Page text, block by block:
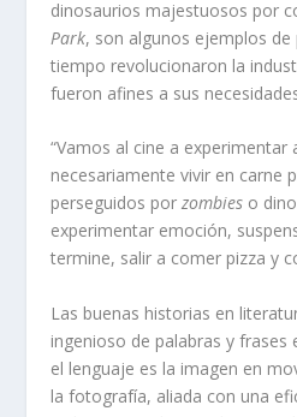
dinosaurios majestuosos por
Park, son algunos ejemplos de
tiempo revolucionaron la
fueron afines a sus
“Vamos al cine a
necesariamente vivir en carne
perseguidos porzombies o
experimentar emoción,
termine, salir a comer pizza y
Las buenas historias en
ingenioso de palabras y frases
el lenguaje es la imagen en
la fotografía, aliada con una